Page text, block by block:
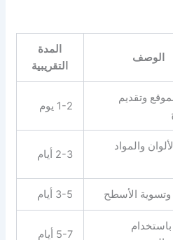
الوصف
المدة
التقريبية
وتقديم
1-2 يوم
والمواد
2-3 أيام
الأسطح 3-5 أيام
5-7 أيام